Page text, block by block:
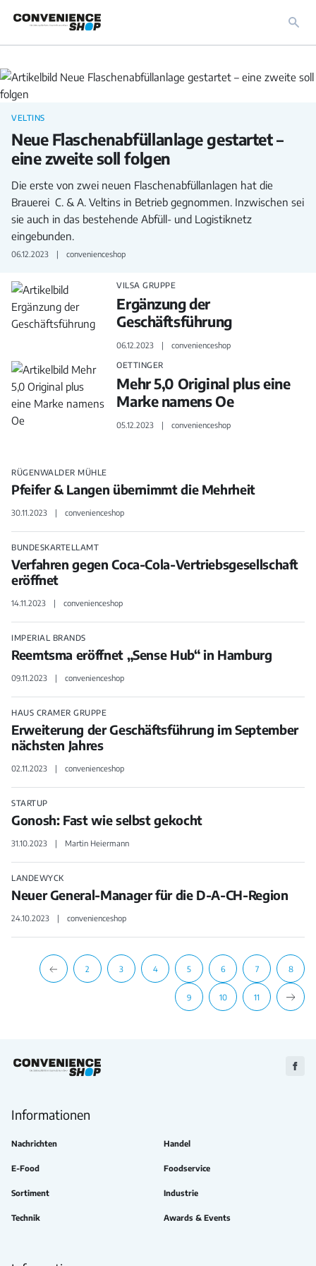
Industrie
VELTINS
Neue Flaschenabfüllanlage gestartet –
eine zweite soll folgen
Die erste von zwei neuen Flaschenabfüllanlagen hat die
Brauerei C. & A. Veltins in Betrieb gegnommen. Inzwischen sei
sie auch in das bestehende Abfüll- und Logistiknetz
eingebunden.
06.12.2023 convenienceshop
VILSA GRUPPE
Ergänzung der
Geschäftsführung
06.12.2023
convenienceshop
OETTINGER
Mehr 5,0 Original plus eine
Marke namens Oe
05.12.2023 convenienceshop
RÜGENWALDER MÜHLE
Pfeifer & Langen übernimmt die Mehrheit
30.11.2023 convenienceshop
BUNDESKARTELLAMT
Verfahren gegen Coca-Cola-Vertriebsgesellschaft
eröffnet
14.11.2023 convenienceshop
IMPERIAL BRANDS
Reemtsma eröffnet „Sense Hub“ in Hamburg
09.11.2023 convenienceshop
HAUS CRAMER GRUPPE
Erweiterung der Geschäftsführung im September
nächsten Jahres
02.11.2023 convenienceshop
STARTUP
Gonosh: Fast wie selbst gekocht
31.10.2023 Martin Heiermann
LANDEWYCK
Neuer General-Manager für die D-A-CH-Region
24.10.2023 convenienceshop
2 3 4 5 6 7 8
9 10 11
Zu
Informationen
Nachrichten Handel
E-Food Foodservice
Sortiment Industrie
Technik Awards & Events